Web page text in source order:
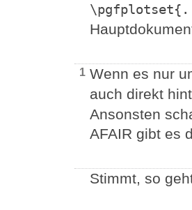
1 Wenn es nur
auch direkt
Ansonsten
AFAIR gibt es
Stimmt, so